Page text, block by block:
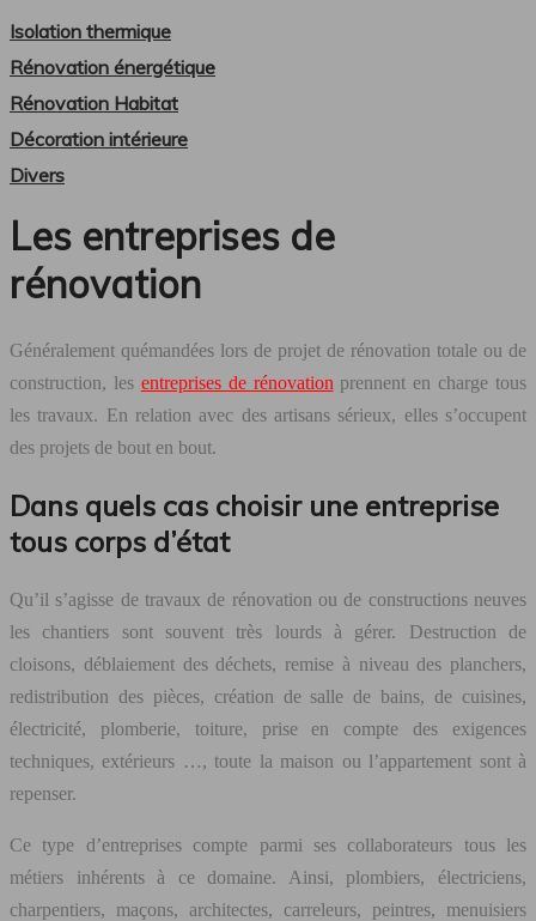
Isolation thermique
Rénovation énergétique
Rénovation Habitat
Décoration intérieure
Divers
Les entreprises de
rénovation
Généralement quémandées lors de projet de rénovation totale ou de
construction, les entreprises de rénovation prennent en charge tous
les travaux. En relation avec des artisans sérieux, elles s’occupent
des projets de bout en bout.
Dans quels cas choisir une entreprise
tous corps d’état
Qu’il s’agisse de travaux de rénovation ou de constructions neuves
les chantiers sont souvent très lourds à gérer. Destruction de
cloisons, déblaiement des déchets, remise à niveau des planchers,
redistribution des pièces, création de salle de bains, de cuisines,
électricité, plomberie, toiture, prise en compte des exigences
techniques, extérieurs …, toute la maison ou l’appartement sont à
repenser.
Ce type d’entreprises compte parmi ses collaborateurs tous les
métiers inhérents à ce domaine. Ainsi, plombiers, électriciens,
charpentiers, maçons, architectes, carreleurs, peintres, menuisiers